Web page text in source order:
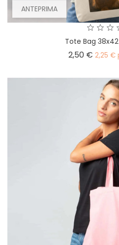
ANTEPRIMA
Tote Bag
2,50 € 2,25 €